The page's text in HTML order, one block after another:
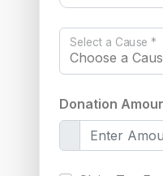
Select a Cause *
Donation